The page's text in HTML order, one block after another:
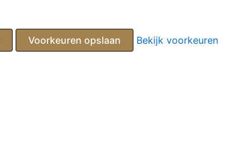
Voorkeuren opslaan
Bekijk voorkeuren